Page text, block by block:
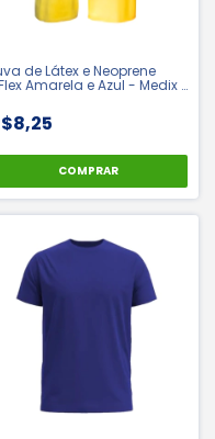
de Látex e Neoprene
Amarela e Azul - Medix |
COMPRAR